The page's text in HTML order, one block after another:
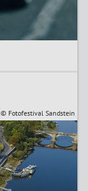
© Fotofestival Sandstein